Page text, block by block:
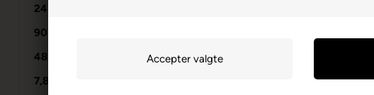
24
90% Tungsten
48,3
7,85